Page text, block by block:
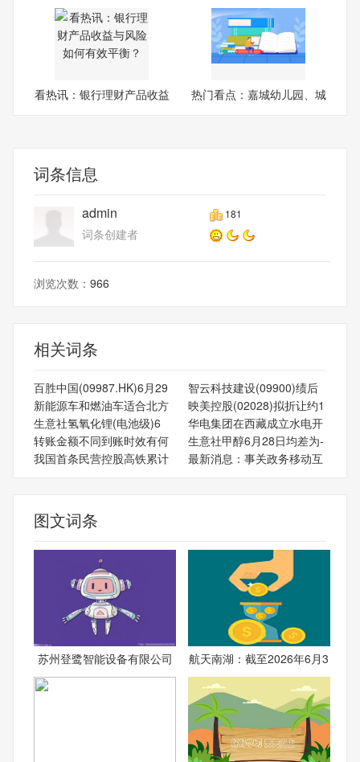
看热讯：银行理财产品收益
热门看点：嘉城幼儿园、城
词条信息
admin 181
词条创建者
浏览次数： 966
相关词条
百胜中国(09987.HK)6月29
智云科技建设(09900)绩后
新能源车和燃油车适合北方
映美控股(02028)拟折让约1
生意社氢氧化锂(电池级)6
华电集团在西藏成立水电开
转账金额不同到账时效有何
生意社甲醇6月28日均差为-
我国首条民营控股高铁累计
最新消息：事关政务移动互
图文词条
苏州登鹭智能设备有限公司 航天南湖：截至2026年6月3